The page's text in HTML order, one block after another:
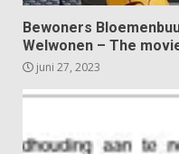
Bewoners
Welwonen – The
juni 27, 2023